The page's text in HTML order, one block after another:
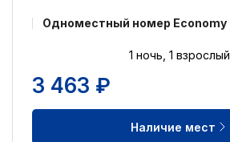
Одноместный номер Economy
1 ночь, 1 взрослый
3 463 ₽
Наличие мест